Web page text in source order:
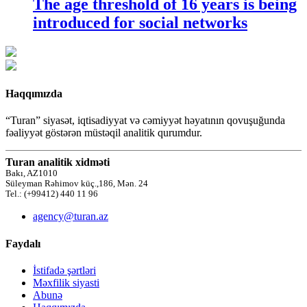
The age threshold of 16 years is being
introduced for social networks
Haqqımızda
“Turan” siyasət, iqtisadiyyat və cəmiyyət həyatının qovuşuğunda
fəaliyyət göstərən müstəqil analitik qurumdur.
Turan analitik xidməti
Bakı, AZ1010
Süleyman Rəhimov küç.,186, Mən. 24
Tel.: (+99412) 440 11 96
agency@turan.az
Faydalı
İstifadə şərtləri
Məxfilik siyasti
Abunə